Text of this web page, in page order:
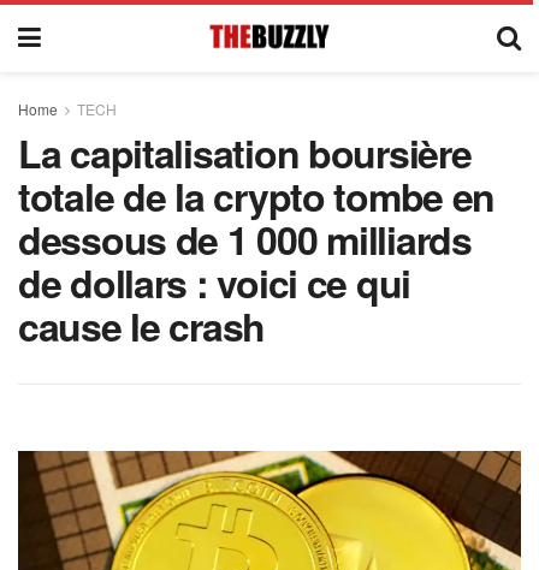
Home TECH
La capitalisation boursière
totale de la crypto tombe en
dessous de 1 000 milliards
de dollars : voici ce qui
cause le crash